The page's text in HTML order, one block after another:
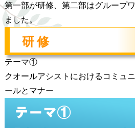
第一部が研修、第二部はグループ
ました。
研修
テーマ①
クオールアシストにおけるコミュ
ールとマナー